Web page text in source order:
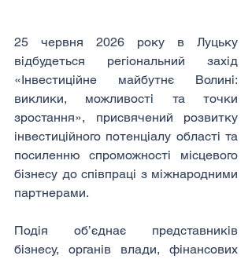
25 червня 2026 року в Луцьку
відбудеться регіональний захід
«Інвестиційне майбутнє Волині:
виклики, можливості та точки
зростання», присвячений розвитку
інвестиційного потенціалу області та
посиленню спроможності місцевого
бізнесу до співпраці з міжнародними
партнерами.
Подія об’єднає представників
бізнесу, органів влади, фінансових